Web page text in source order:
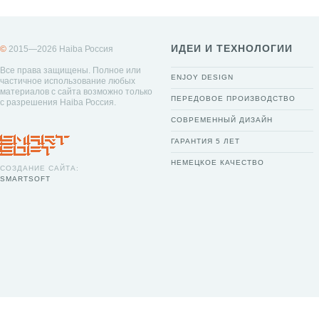
© 2015—2026 Haiba Россия
Все права защищены. Полное или
частичное использование любых
материалов с сайта возможно только
с разрешения Haiba Россия.
СОЗДАНИЕ САЙТА:
SMARTSOFT
ИДЕИ И ТЕХНОЛОГИИ
ENJOY DESIGN
ПЕРЕДОВОЕ ПРОИЗВОДСТВО
СОВРЕМЕННЫЙ ДИЗАЙН
ГАРАНТИЯ 5 ЛЕТ
НЕМЕЦКОЕ КАЧЕСТВО